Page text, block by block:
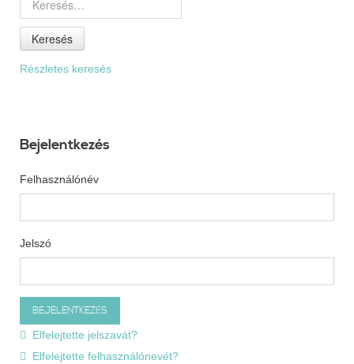
Keresés
Részletes keresés
Bejelentkezés
Felhasználónév
Jelszó
Elfelejtette jelszavát?
Elfelejtette felhasználónevét?